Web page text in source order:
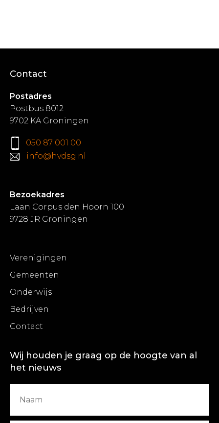
Contact
Postadres
Postbus 8012
9702 KA Groningen
050 87 001 00
info@hvdsg.nl
Bezoekadres
Laan Corpus den Hoorn 100
9728 JR Groningen
Verenigingen
Gemeenten
Onderwijs
Bedrijven
Contact
Wij houden je graag op de hoogte van al
het nieuws